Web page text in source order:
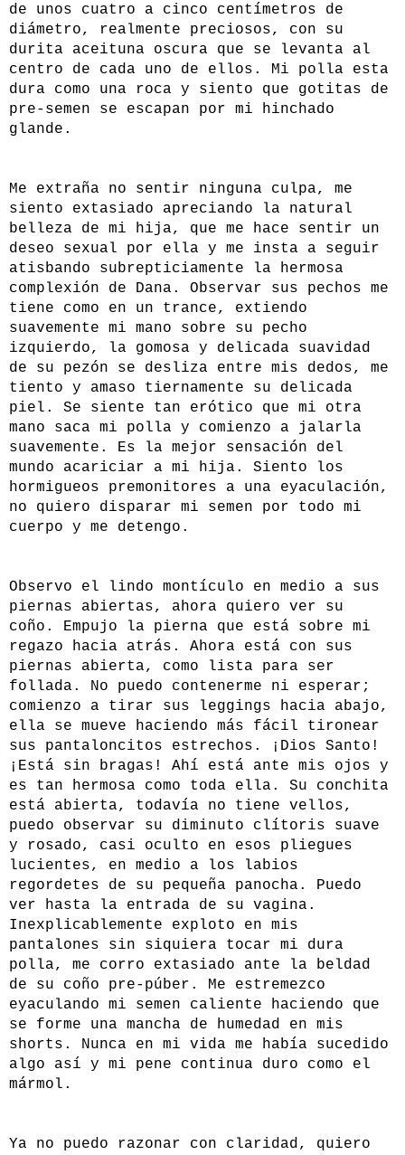
de unos cuatro a cinco centímetros de
diámetro, realmente preciosos, con su
durita aceituna oscura que se levanta al
centro de cada uno de ellos. Mi polla esta
dura como una roca y siento que gotitas de
pre-semen se escapan por mi hinchado
glande.
Me extraña no sentir ninguna culpa, me
siento extasiado apreciando la natural
belleza de mi hija, que me hace sentir un
deseo sexual por ella y me insta a seguir
atisbando subrepticiamente la hermosa
complexión de Dana. Observar sus pechos me
tiene como en un trance, extiendo
suavemente mi mano sobre su pecho
izquierdo, la gomosa y delicada suavidad
de su pezón se desliza entre mis dedos, me
tiento y amaso tiernamente su delicada
piel. Se siente tan erótico que mi otra
mano saca mi polla y comienzo a jalarla
suavemente. Es la mejor sensación del
mundo acariciar a mi hija. Siento los
hormigueos premonitores a una eyaculación,
no quiero disparar mi semen por todo mi
cuerpo y me detengo.
Observo el lindo montículo en medio a sus
piernas abiertas, ahora quiero ver su
coño. Empujo la pierna que está sobre mi
regazo hacia atrás. Ahora está con sus
piernas abierta, como lista para ser
follada. No puedo contenerme ni esperar;
comienzo a tirar sus leggings hacia abajo,
ella se mueve haciendo más fácil tironear
sus pantaloncitos estrechos. ¡Dios Santo!
¡Está sin bragas! Ahí está ante mis ojos y
es tan hermosa como toda ella. Su conchita
está abierta, todavía no tiene vellos,
puedo observar su diminuto clítoris suave
y rosado, casi oculto en esos pliegues
lucientes, en medio a los labios
regordetes de su pequeña panocha. Puedo
ver hasta la entrada de su vagina.
Inexplicablemente exploto en mis
pantalones sin siquiera tocar mi dura
polla, me corro extasiado ante la beldad
de su coño pre-púber. Me estremezco
eyaculando mi semen caliente haciendo que
se forme una mancha de humedad en mis
shorts. Nunca en mi vida me había sucedido
algo así y mi pene continua duro como el
mármol.
Ya no puedo razonar con claridad, quiero